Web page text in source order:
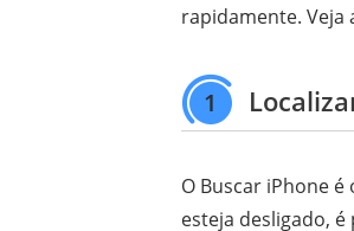
rapidamente. Veja
1
O Buscar iPhone
esteja desligado,